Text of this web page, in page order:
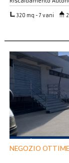
320 mq - 7 vani 2
NEGOZIO